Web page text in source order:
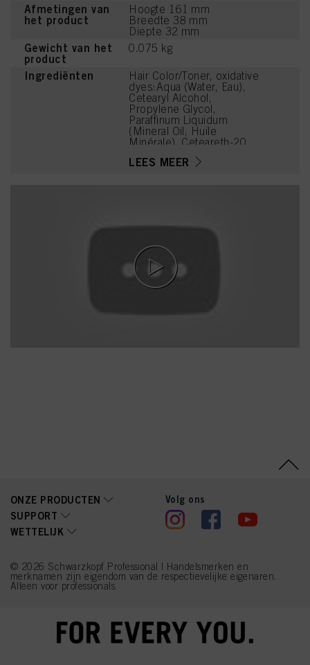
Afmetingen van
het product
Hoogte 161 mm
Breedte 38 mm
Diepte 32 mm
Gewicht van het
product
0.075 kg
Ingrediënten
Hair Color/Toner, oxidative
dyes:Aqua (Water, Eau),
Cetearyl Alcohol,
Propylene Glycol,
Paraffinum Liquidum
(Mineral Oil, Huile
Minérale), Ceteareth-20,
Ammonium Sulfate, Bis-
Tetrasodium EDTA,
Bis(2-Hydroxyethyl)-p-
Phenylenediamine Sulfate,
Ammonium Hydroxide,
Glycerin, Butyloctanol,
Resorcinol, Ascorbic
Benzoic Acid, Sorbic
Acid, Methylparaben,
Ethylparaben
LEES MEER
ONZE PRODUCTEN
SUPPORT
WETTELIJK
Volg ons
© 2026 Schwarzkopf Professional | Handelsmerken en
merknamen zijn eigendom van de respectievelijke eigenaren.
Alleen voor professionals.